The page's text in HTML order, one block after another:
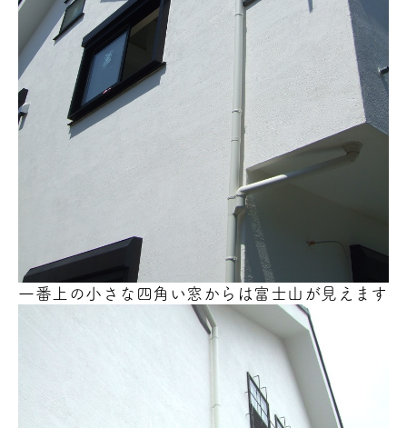
一番上の小さな四角い窓からは富士山が見えます